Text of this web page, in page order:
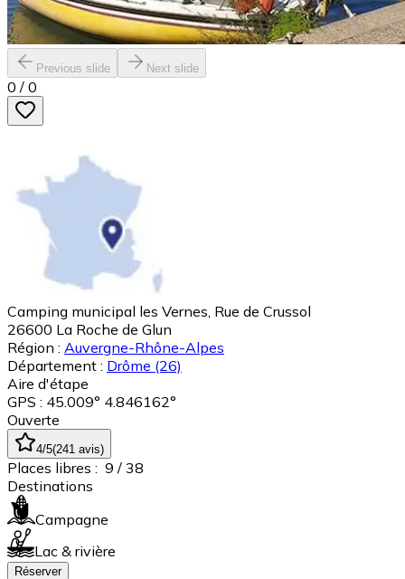
Previous slide Next slide
0 / 0
Camping municipal les Vernes, Rue de Crussol
26600 La Roche de Glun
Région : Auvergne-Rhône-Alpes
Département : Drôme (26)
Aire d'étape
GPS : 45.009° 4.846162°
Ouverte
4/5(241 avis)
Places libres : 9 / 38
Destinations
Campagne
Lac & rivière
Réserver